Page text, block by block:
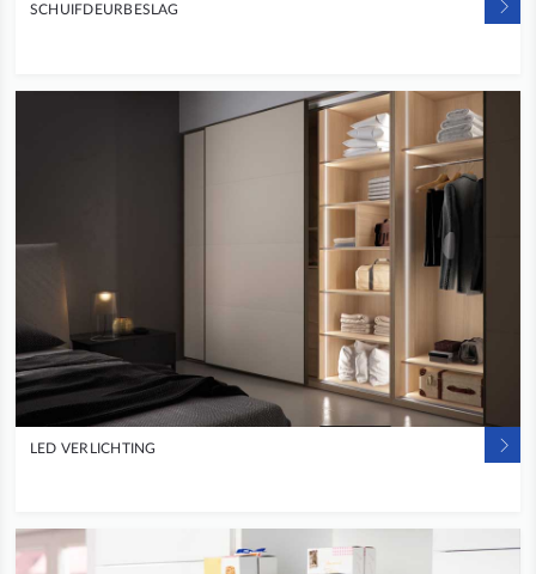
SCHUIFDEURBESLAG
LED VERLICHTING